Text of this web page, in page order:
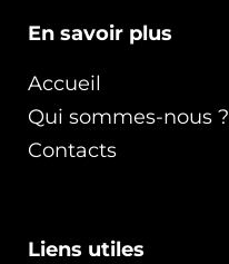
En savoir plus
Accueil
Qui sommes-nous ?
Contacts
Liens utiles